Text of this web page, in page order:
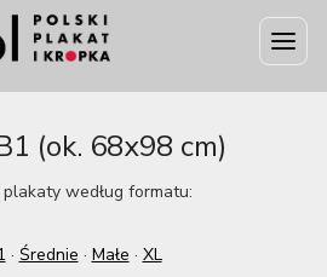
(ok. 68x98 cm)
według formatu:
· Średnie · Małe · XL